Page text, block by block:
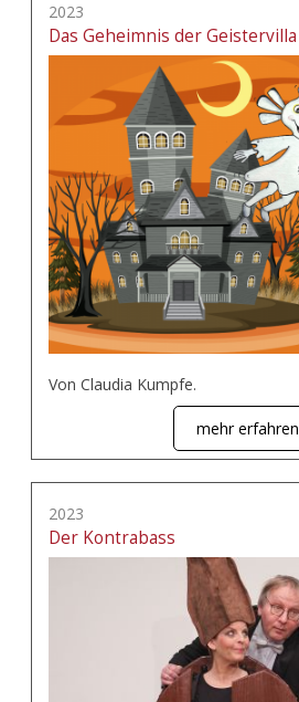
2023
Das Geheimnis der Geistervilla
Von Claudia Kumpfe.
mehr erfahren
2023
Der Kontrabass